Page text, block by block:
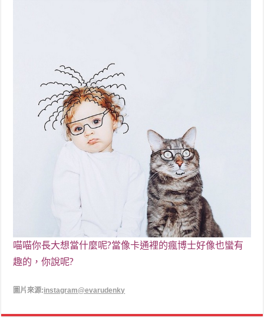
喵喵你長大想當什麼呢?當像卡通裡的瘋博士好像也蠻有
趣的，你說呢?
圖片來源:instagram@evarudenky